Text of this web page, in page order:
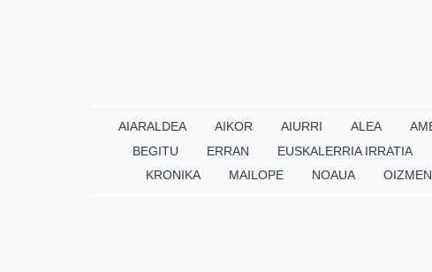
AIARALDEA AIKOR AIURRI ALEA
BEGITU
ERRAN EUSKALERRIA IRRATIA
KRONIKA
MAILOPE NOAUA